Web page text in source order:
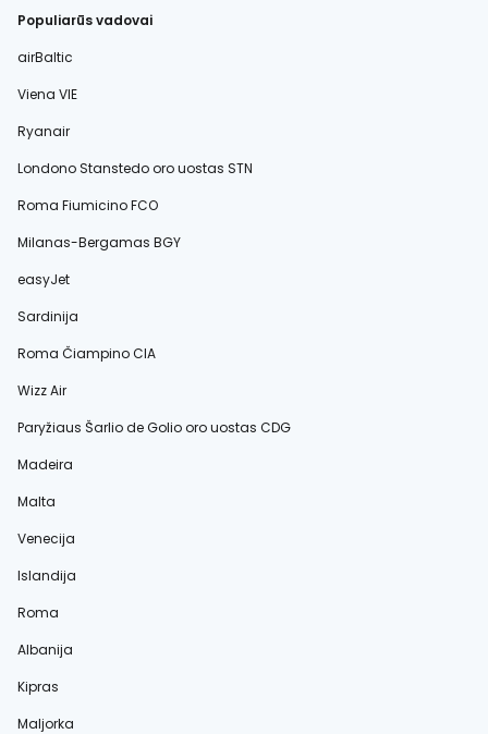
Populiarūs vadovai
airBaltic
Viena VIE
Ryanair
Londono Stanstedo oro uostas STN
Roma Fiumicino FCO
Milanas-Bergamas BGY
easyJet
Sardinija
Roma Čiampino CIA
Wizz Air
Paryžiaus Šarlio de Golio oro uostas CDG
Madeira
Malta
Venecija
Islandija
Roma
Albanija
Kipras
Maljorka